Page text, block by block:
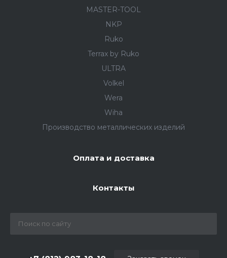
MASTER-TOOL
NKP
Ruko
Terrax by Ruko
ULTRA
Volkel
Wera
Wiha
Производство металлических изделий
Оплата и доставка
Контакты